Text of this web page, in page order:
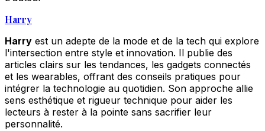
Harry
Harry est un adepte de la mode et de la tech qui explore
l'intersection entre style et innovation. Il publie des
articles clairs sur les tendances, les gadgets connectés
et les wearables, offrant des conseils pratiques pour
intégrer la technologie au quotidien. Son approche allie
sens esthétique et rigueur technique pour aider les
lecteurs à rester à la pointe sans sacrifier leur
personnalité.